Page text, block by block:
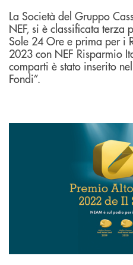
La Società del Gruppo
NEF, si è classificata terza
Sole 24 Ore e prima per i
2023 con NEF Risparmio
comparti è stato inserito
Fondi”.